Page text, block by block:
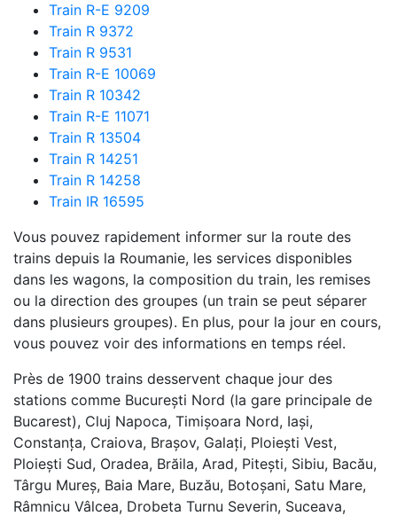
Train R-E 9209
Train R 9372
Train R 9531
Train R-E 10069
Train R 10342
Train R-E 11071
Train R 13504
Train R 14251
Train R 14258
Train IR 16595
Vous pouvez rapidement informer sur la route des
trains depuis la Roumanie, les services disponibles
dans les wagons, la composition du train, les remises
ou la direction des groupes (un train se peut séparer
dans plusieurs groupes). En plus, pour la jour en cours,
vous pouvez voir des informations en temps réel.
Près de 1900 trains desservent chaque jour des
stations comme București Nord (la gare principale de
Bucarest), Cluj Napoca, Timișoara Nord, Iași,
Constanța, Craiova, Brașov, Galați, Ploiești Vest,
Ploiești Sud, Oradea, Brăila, Arad, Pitești, Sibiu, Bacău,
Târgu Mureș, Baia Mare, Buzău, Botoșani, Satu Mare,
Râmnicu Vâlcea, Drobeta Turnu Severin, Suceava,